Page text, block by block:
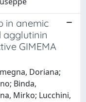
in anemic
agglutinin
GIMEMA
Doriana;
Binda,
Mirko; Lucchini,